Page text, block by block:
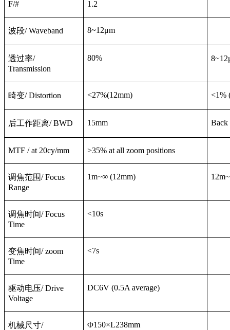
F/# 1.2
波段/ Waveband 8~12μm
透过率/
Transmission
80%
畸变/ Distortion <27%(12mm) <1%
后工作距离/ BWD 15mm Back
MTF / at 20cy/mm >35% at all zoom positions
调焦范围/ Focus
Range
1m~∞ (12mm) 12m~
调焦时间/ Focus
Time
<10s
变焦时间/ zoom
Time
<7s
驱动电压/ Drive
Voltage
DC6V (0.5A average)
机械尺寸/
Φ150×L238mm